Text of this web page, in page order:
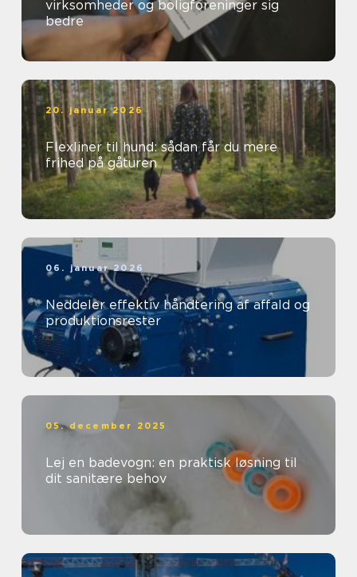
virksomheder og boligforeninger sig
bedre
20. januar 2026
Flexliner til hund: sådan får du mere
frihed på gåturen
06. januar 2026
Neddeler effektiv håndtering af affald og
produktionsrester
05. december 2025
Lej en badevogn: en praktisk løsning til
dit sanitære behov